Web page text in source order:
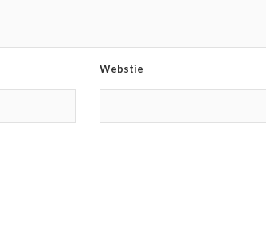
Webstie